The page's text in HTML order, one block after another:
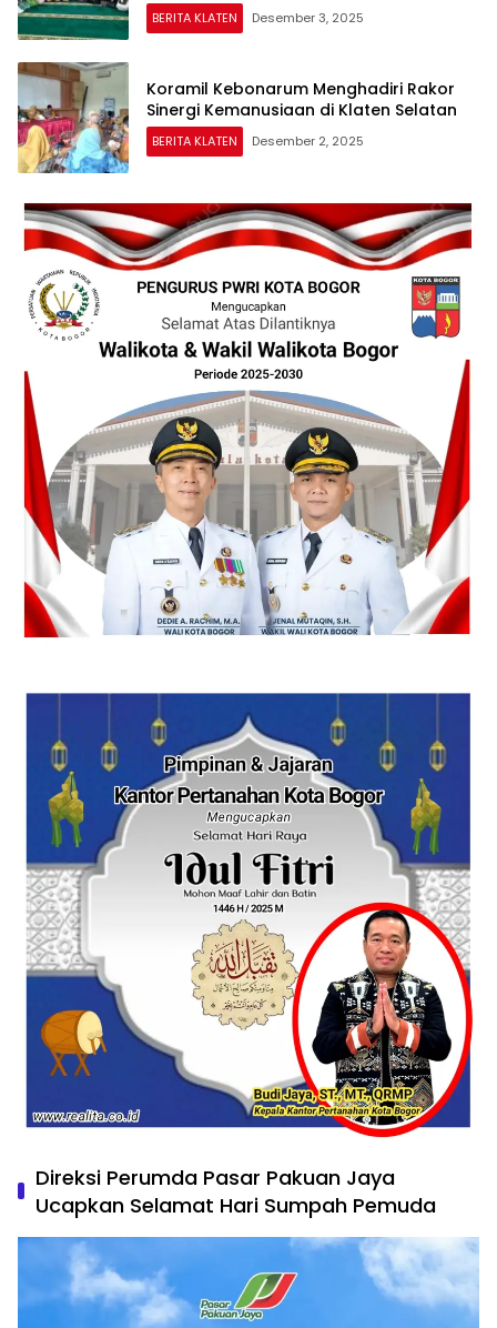
BERITA KLATEN Desember 3, 2025
Koramil Kebonarum Menghadiri Rakor
Sinergi Kemanusiaan di Klaten Selatan
BERITA KLATEN Desember 2, 2025
Direksi Perumda Pasar Pakuan Jaya
Ucapkan Selamat Hari Sumpah Pemuda